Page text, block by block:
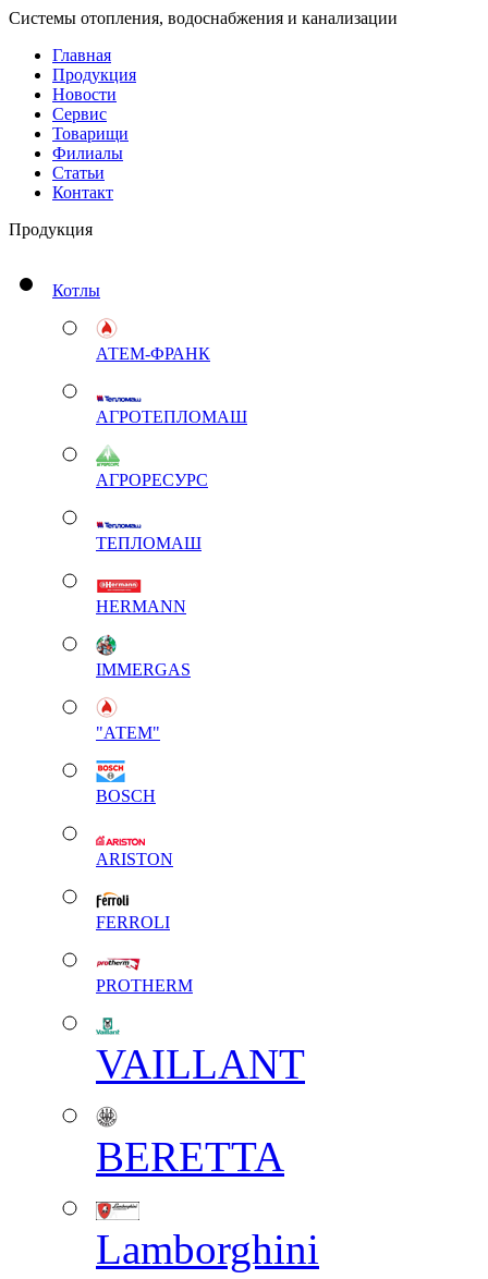
Системы отопления, водоснабжения и канализации
Главная
Продукция
Новости
Сервис
Товарищи
Филиалы
Статьи
Контакт
Продукция
Котлы
АТЕМ-ФРАНК
АГРОТЕПЛОМАШ
АГРОРЕСУРС
ТЕПЛОМАШ
HERMANN
IMMERGAS
"АТЕМ"
BOSCH
ARISTON
FERROLI
PROTHERM
VAILLANT
BERETTA
Lamborghini